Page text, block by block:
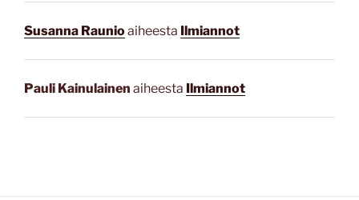
Susanna Raunioaiheesta Ilmiannot
Pauli Kainulainen aiheesta Ilmiannot